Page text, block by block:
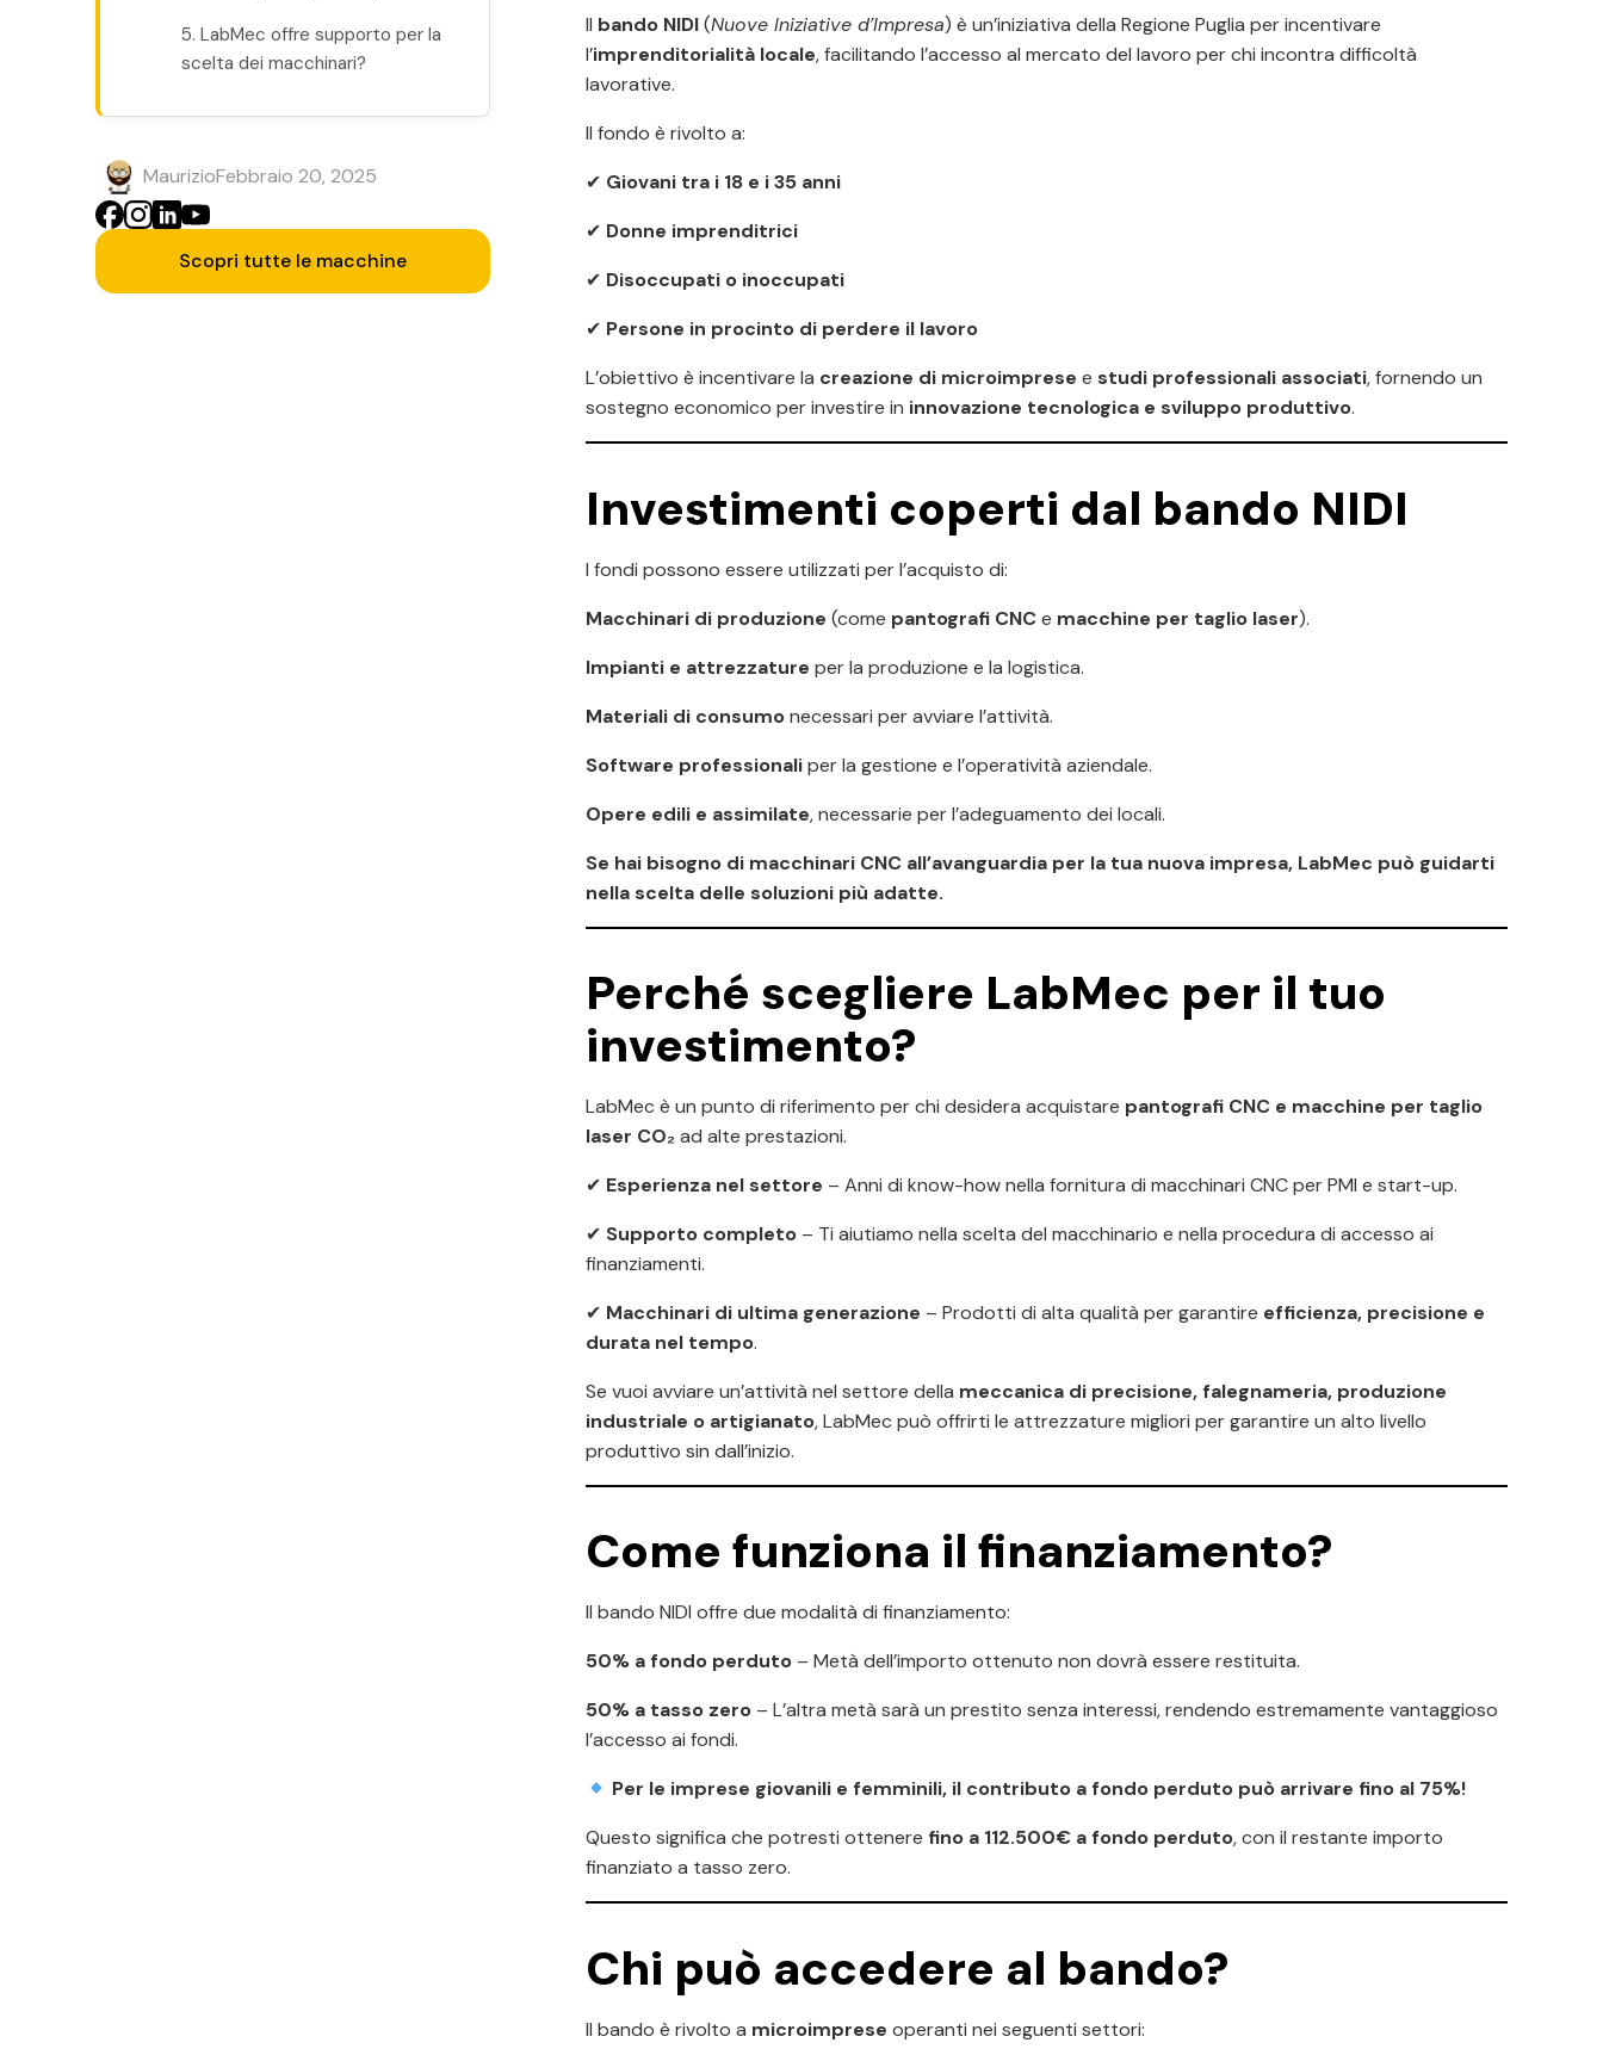
5. LabMec offre supporto per la
scelta dei macchinari?
MaurizioFebbraio 20, 2025
Scopri tutte le macchine
Il bando NIDI(Nuove Iniziative d’Impresa) è un’iniziativa della Regione Puglia per incentivare
l’imprenditorialità locale, facilitando l’accesso al mercato del lavoro per chi incontra difficoltà
lavorative.
Il fondo è rivolto a:
✔ Giovani tra i 18 e i 35 anni
✔ Donne imprenditrici
✔ Disoccupati o inoccupati
✔ Persone in procinto di perdere il lavoro
L’obiettivo è incentivare la creazione di microimprese e studi professionali associati, fornendo un
sostegno economico per investire in innovazione tecnologica e sviluppo produttivo.
Investimenti coperti dal bando NIDI
I fondi possono essere utilizzati per l’acquisto di:
Macchinari di produzione (come pantografi CNCe macchine per taglio laser).
Impianti e attrezzature per la produzione e la logistica.
Materiali di consumonecessari per avviare l’attività.
Software professionaliper la gestione e l’operatività aziendale.
Opere edili e assimilate, necessarie per l’adeguamento dei locali.
Se hai bisogno di macchinari CNC all’avanguardia per la tua nuova impresa, LabMec può guidarti
nella scelta delle soluzioni più adatte.
Perché scegliere LabMec per il tuo
investimento?
LabMec è un punto di riferimento per chi desidera acquistare pantografi CNC e macchine per taglio
laser CO₂ad alte prestazioni.
✔ Esperienza nel settore – Anni di know-how nella fornitura di macchinari CNC per PMI e start-up.
✔ Supporto completo – Ti aiutiamo nella scelta del macchinario e nella procedura di accesso ai
finanziamenti.
✔ Macchinari di ultima generazione – Prodotti di alta qualità per garantire efficienza, precisione e
durata nel tempo.
Se vuoi avviare un’attività nel settore della meccanica di precisione, falegnameria, produzione
industriale o artigianato, LabMec può offrirti le attrezzature migliori per garantire un alto livello
produttivo sin dall’inizio.
Come funziona il finanziamento?
Il bando NIDI offre due modalità di finanziamento:
50% a fondo perduto – Metà dell’importo ottenuto non dovrà essere restituita.
50% a tasso zero – L’altra metà sarà un prestito senza interessi, rendendo estremamente vantaggioso
l’accesso ai fondi.
Per le imprese giovanili e femminili, il contributo a fondo perduto può arrivare fino al 75%!
Questo significa che potresti ottenere fino a 112.500€ a fondo perduto, con il restante importo
finanziato a tasso zero.
Chi può accedere al bando?
Il bando è rivolto a microimprese operanti nei seguenti settori: